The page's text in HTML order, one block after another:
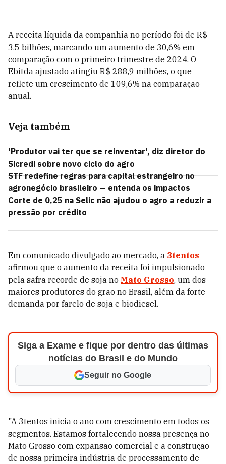
A receita líquida da companhia no período foi de R$
3,5 bilhões, marcando um aumento de 30,6% em
comparação com o primeiro trimestre de 2024. O
Ebitda ajustado atingiu R$ 288,9 milhões, o que
reflete um crescimento de 109,6% na comparação
anual.
Veja também
'Produtor vai ter que se reinventar', diz diretor do
Sicredi sobre novo ciclo do agro
STF redefine regras para capital estrangeiro no
agronegócio brasileiro — entenda os impactos
Corte de 0,25 na Selic não ajudou o agro a reduzir a
pressão por crédito
Em comunicado divulgado ao mercado, a 3tentos
afirmou que o aumento da receita foi impulsionado
pela safra recorde de soja no Mato Grosso, um dos
maiores produtores do grão no Brasil, além da forte
demanda por farelo de soja e biodiesel.
Siga a Exame e fique por dentro das últimas
notícias do Brasil e do Mundo
Seguir no Google
"A 3tentos inicia o ano com crescimento em todos os
segmentos. Estamos fortalecendo nossa presença no
Mato Grosso com expansão comercial e a construção
de nossa primeira indústria de processamento de